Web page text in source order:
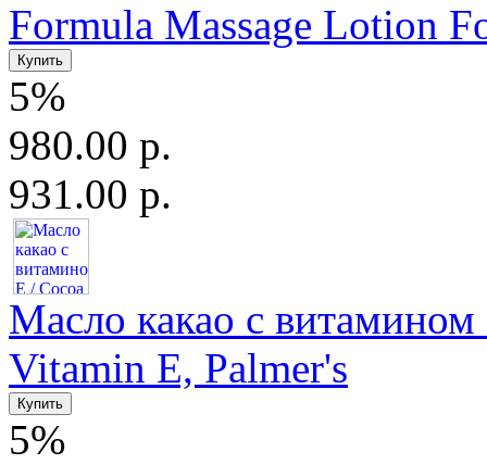
Formula Massage Lotion
5%
980.00 р.
931.00 р.
Масло какао с
Vitamin E, Palmer's
5%